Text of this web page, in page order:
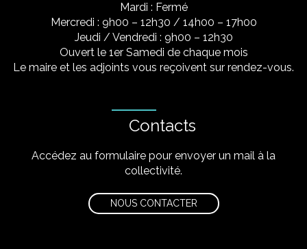
Mardi : Fermé
Mercredi : 9h00 – 12h30 / 14h00 – 17h00
Jeudi / Vendredi : 9h00 – 12h30
Ouvert le 1er Samedi de chaque mois
Le maire et les adjoints vous reçoivent sur rendez-vous.
Contacts
Accédez au formulaire pour envoyer un mail à la
collectivité.
NOUS CONTACTER